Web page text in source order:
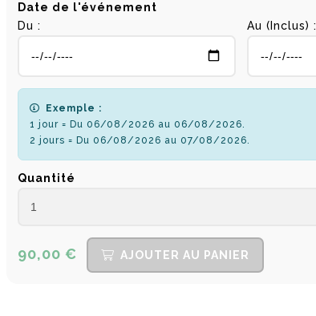
Date de l'événement
Du :
Au (Inclus) :
Exemple :
1 jour = Du 06/08/2026 au 06/08/2026.
2 jours = Du 06/08/2026 au 07/08/2026.
Quantité
90,00 € AJOUTER AU PANIER